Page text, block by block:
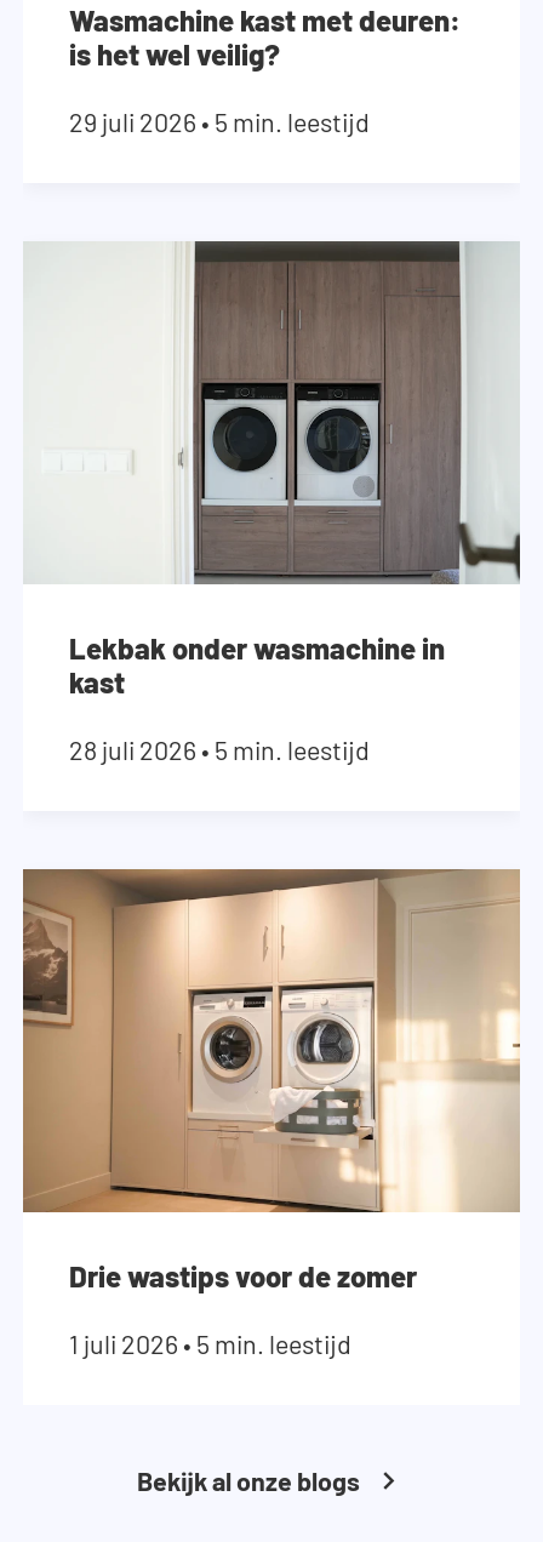
Wasmachine kast met deuren:
is het wel veilig?
29 juli 2026 • 5 min. leestijd
Lekbak onder wasmachine in
kast
28 juli 2026 • 5 min. leestijd
Drie wastips voor de zomer
1 juli 2026 • 5 min. leestijd
Bekijk al onze blogs